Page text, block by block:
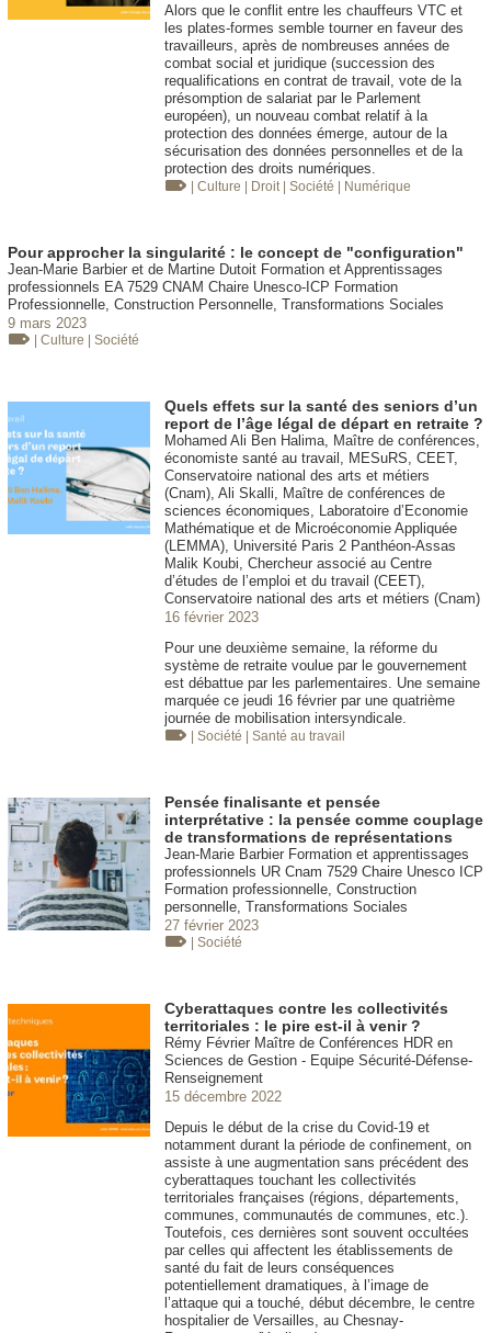
Alors que le conflit entre les chauffeurs VTC et
les plates-formes semble tourner en faveur des
travailleurs, après de nombreuses années de
combat social et juridique (succession des
requalifications en contrat de travail, vote de la
présomption de salariat par le Parlement
européen), un nouveau combat relatif à la
protection des données émerge, autour de la
sécurisation des données personnelles et de la
protection des droits numériques.
| Culture | Droit | Société | Numérique
Pour approcher la singularité : le concept de "configuration"
Jean-Marie Barbier et de Martine Dutoit Formation et Apprentissages
professionnels EA 7529 CNAM Chaire Unesco-ICP Formation
Professionnelle, Construction Personnelle, Transformations Sociales
9 mars 2023
| Culture | Société
Quels effets sur la santé des seniors d’un
report de l’âge légal de départ en retraite ?
Mohamed Ali Ben Halima, Maître de conférences,
économiste santé au travail, MESuRS, CEET,
Conservatoire national des arts et métiers
(Cnam), Ali Skalli, Maître de conférences de
sciences économiques, Laboratoire d’Economie
Mathématique et de Microéconomie Appliquée
(LEMMA), Université Paris 2 Panthéon-Assas
Malik Koubi, Chercheur associé au Centre
d’études de l’emploi et du travail (CEET),
Conservatoire national des arts et métiers (Cnam)
16 février 2023
Pour une deuxième semaine, la réforme du
système de retraite voulue par le gouvernement
est débattue par les parlementaires. Une semaine
marquée ce jeudi 16 février par une quatrième
journée de mobilisation intersyndicale.
| Société | Santé au travail
Pensée finalisante et pensée
interprétative : la pensée comme couplage
de transformations de représentations
Jean-Marie Barbier Formation et apprentissages
professionnels UR Cnam 7529 Chaire Unesco ICP
Formation professionnelle, Construction
personnelle, Transformations Sociales
27 février 2023
| Société
Cyberattaques contre les collectivités
territoriales : le pire est-il à venir ?
Rémy Février Maître de Conférences HDR en
Sciences de Gestion - Equipe Sécurité-Défense-
Renseignement
15 décembre 2022
Depuis le début de la crise du Covid-19 et
notamment durant la période de confinement, on
assiste à une augmentation sans précédent des
cyberattaques touchant les collectivités
territoriales françaises (régions, départements,
communes, communautés de communes, etc.).
Toutefois, ces dernières sont souvent occultées
par celles qui affectent les établissements de
santé du fait de leurs conséquences
potentiellement dramatiques, à l’image de
l’attaque qui a touché, début décembre, le centre
hospitalier de Versailles, au Chesnay-